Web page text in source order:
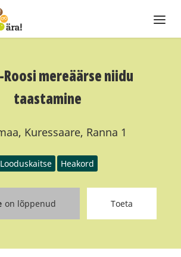
mereäärse niidu
taastamine
Kuressaare, Ranna 1
Looduskaitse Heakord
on lõppenud Toeta